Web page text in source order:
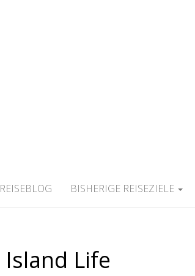
REISEBLOG BISHERIGE REISEZIELE
Island Life